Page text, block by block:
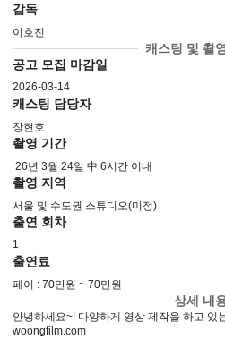
감독
이호진
캐스팅 및 촬
공고 모집 마감일
2026-03-14
캐스팅 담당자
장현호
촬영 기간
26년 3월 24일 中 6시간 이내
촬영 지역
서울 및 수도권 스튜디오(미정)
출연 회차
1
출연료
페이 : 70만원 ~ 70만원
상세 내
안녕하세요~! 다양하게 영상 제작을 하고 있
woongfilm.com